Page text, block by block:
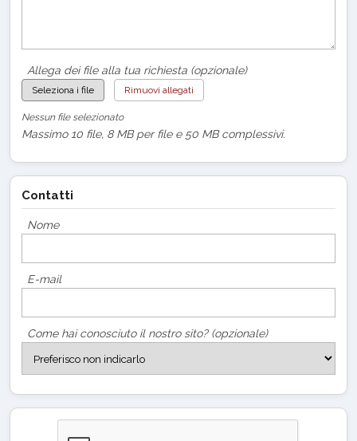
Allega dei file alla tua richiesta (opzionale)
Seleziona i file Rimuovi allegati
Nessun file selezionato
Massimo 10 file, 8 MB per file e 50 MB complessivi.
Contatti
Nome
E-mail
Come hai conosciuto il nostro sito? (opzionale)